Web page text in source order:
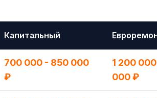
Капитальный
700 000 - 850 000
₽
1 200
000 ₽